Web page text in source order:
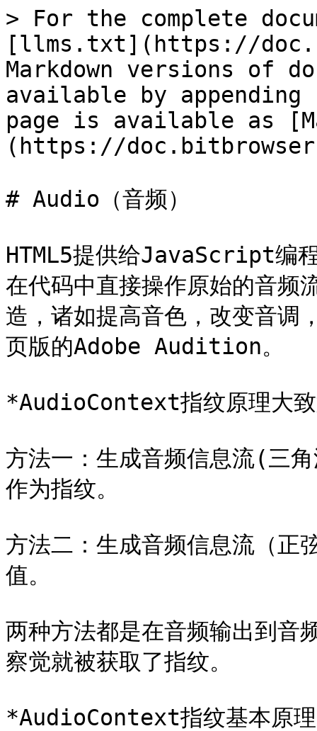
> For the complete
[llms.txt](https://
Markdown versions of
available by
page is available as
(https://
# Audio（音频）
HTML5提供给JavaScript编
在代码中直接操作原始的音频
造，诸如提高音色，改变音调
页版的Adobe Audition。
*AudioContext指纹原理大
方法一：生成音频信息流(三
作为指纹。
方法二：生成音频信息流（正
值。
两种方法都是在音频输出到音
察觉就被获取了指纹。
*AudioContext指纹基本原